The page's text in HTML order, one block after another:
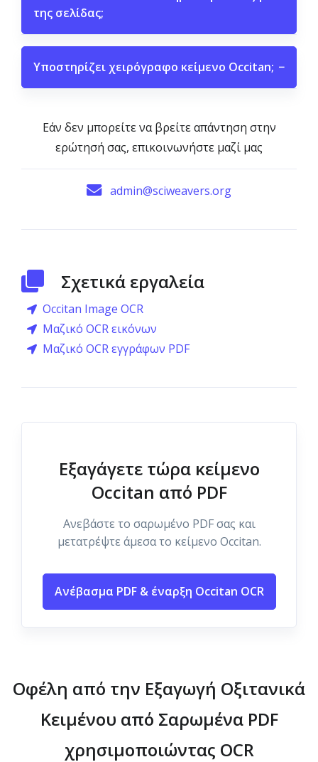
της σελίδας;
Υποστηρίζει χειρόγραφο κείμενο Occitan; −
Εάν δεν μπορείτε να βρείτε απάντηση στην
ερώτησή σας, επικοινωνήστε μαζί μας
admin@sciweavers.org
Σχετικά εργαλεία
Occitan Image OCR
Μαζικό OCR εικόνων
Μαζικό OCR εγγράφων PDF
Εξαγάγετε τώρα κείμενο
Occitan από PDF
Ανεβάστε το σαρωμένο PDF σας και
μετατρέψτε άμεσα το κείμενο Occitan.
Ανέβασμα PDF & έναρξη Occitan OCR
Οφέλη από την Εξαγωγή Οξιτανικά
Κειμένου από Σαρωμένα PDF
χρησιμοποιώντας OCR